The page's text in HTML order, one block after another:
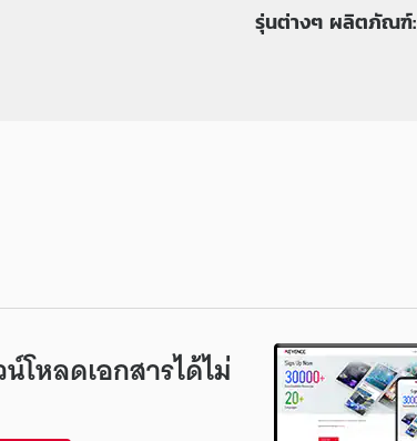
รุ่นต่างๆ ผลิตภัณฑ์:
โหลดเอกสารได้ไม่